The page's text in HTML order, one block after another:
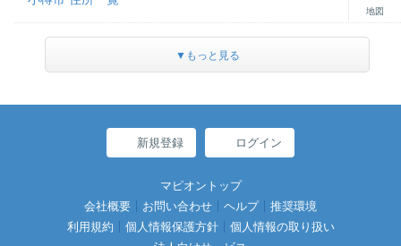
地図
▼もっと見る
新規登録 ログイン
マピオントップ
会社概要
お問い合わせ ヘルプ
推奨環境
利用規約
個人情報保護方針
個人情報の取り扱い